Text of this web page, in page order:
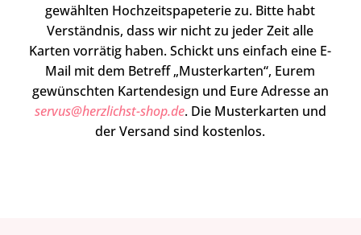
gewählten Hochzeitspapeterie zu. Bitte habt
Verständnis, dass wir nicht zu jeder Zeit alle
Karten vorrätig haben. Schickt uns einfach eine E-
Mail mit dem Betreff „Musterkarten“, Eurem
gewünschten Kartendesign und Eure Adresse an
servus@herzlichst-shop.de. Die Musterkarten und
der Versand sind kostenlos.